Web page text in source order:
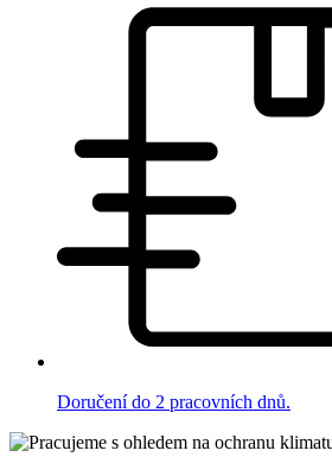
Doručení do 2 pracovních dnů.